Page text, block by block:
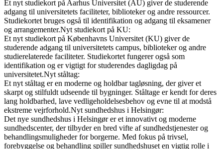
Et nyt studiekort på Aarhus Universitet (AU) giver de studerende
adgang til universitetets faciliteter, biblioteker og andre ressourcer.
Studiekortet bruges også til identifikation og adgang til eksamener
og arrangementer.Nyt studiekort på KU:
Et nyt studiekort på Københavns Universitet (KU) giver de
studerende adgang til universitetets campus, biblioteker og andre
studierelaterede faciliteter. Studiekortet fungerer også som
identifikation og er vigtigt for studerendes dagligdag på
universitetet.Nyt ståltag:
Et nyt ståltag er en moderne og holdbar tagløsning, der giver et
skarpt og stilfuldt udseende til bygninger. Ståltage er kendt for deres
lang holdbarhed, lave vedligeholdelsesbehov og evne til at modstå
ekstreme vejrforhold.Nyt sundhedshus i Helsingør:
Det nye sundhedshus i Helsingør er et innovativt og moderne
sundhedscenter, der tilbyder en bred vifte af sundhedstjenester og
behandlingsmuligheder for borgerne. Med fokus på trivsel,
forebyggelse og behandling spiller sundhedshuset en vigtig rolle i